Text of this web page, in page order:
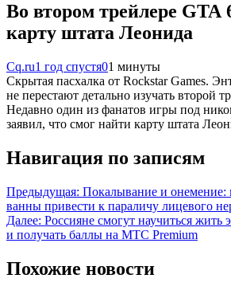
Во втором трейлере
карту штата Леонида
Cq.ru1 год спустя01 минуты
Скрытая пасхалка от Rockstar Games.
не перестают детально изучать второй
Недавно один из фанатов игры под
заявил, что смог найти карту штата
Навигация по записям
Предыдущая: Покалывание и онемение:
ванны привести к параличу лицевого
Далее: Россияне смогут научиться жить
и получать баллы на МТС Premium
Похожие новости